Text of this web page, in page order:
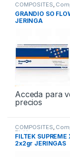
COMPOSITES
GRANDIO SO
JERINGA
Acceda para
precios
COMPOSITES,
Fluidos
FILTEK SUPREME
2x2gr JERINGAS